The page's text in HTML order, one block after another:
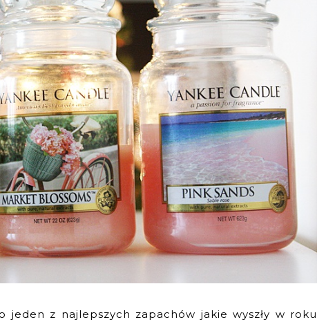
jeden z najlepszych zapachów jakie wyszły w roku